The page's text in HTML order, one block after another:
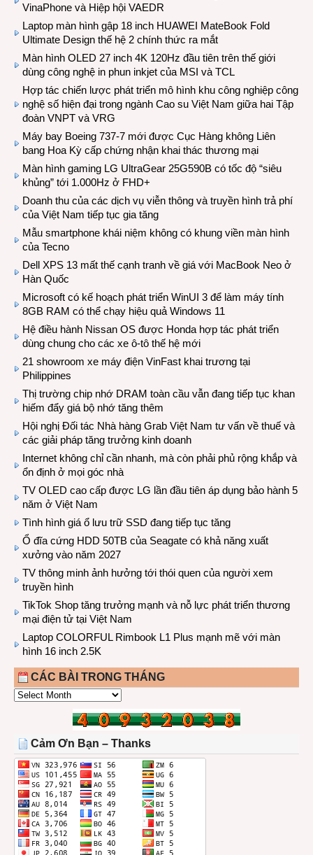
VinaPhone và Hiệp hội VAEDR
Laptop màn hình gập 18 inch HUAWEI MateBook Fold
Ultimate Design thế hệ 2 chính thức ra mắt
Màn hình OLED 27 inch 4K 120Hz đầu tiên trên thế giới
dùng công nghệ in phun inkjet của MSI và TCL
Hợp tác chiến lược phát triển mô hình khu công nghiệp công
nghệ số hiện đại trong ngành Cao su Việt Nam giữa hai Tập
đoàn VNPT và VRG
Máy bay Boeing 737-7 mới được Cục Hàng không Liên
bang Hoa Kỳ cấp chứng nhận khai thác thương mại
Màn hình gaming LG UltraGear 25G590B có tốc độ “siêu
khủng” tới 1.000Hz ở FHD+
Doanh thu của các dịch vụ viễn thông và truyền hình trả phí
của Việt Nam tiếp tục gia tăng
Mẫu smartphone khái niệm không có khung viền màn hình
của Tecno
Dell XPS 13 mất thế cạnh tranh về giá với MacBook Neo ở
Hàn Quốc
Microsoft có kế hoạch phát triển WinUI 3 để làm máy tính
8GB RAM có thể chạy hiệu quả Windows 11
Hệ điều hành Nissan OS được Honda hợp tác phát triển
dùng chung cho các xe ô-tô thế hệ mới
21 showroom xe máy điện VinFast khai trương tại
Philippines
Thị trường chip nhớ DRAM toàn cầu vẫn đang tiếp tục khan
hiếm đẩy giá bộ nhớ tăng thêm
Hội nghị Đối tác Nhà hàng Grab Việt Nam tư vấn về thuế và
các giải pháp tăng trưởng kinh doanh
Internet không chỉ cần nhanh, mà còn phải phủ rộng khắp và
ổn định ở mọi góc nhà
TV OLED cao cấp được LG lần đầu tiên áp dụng bảo hành 5
năm ở Việt Nam
Tình hình giá ổ lưu trữ SSD đang tiếp tục tăng
Ổ đĩa cứng HDD 50TB của Seagate có khả năng xuất
xưởng vào năm 2027
TV thông minh ảnh hưởng tới thói quen của người xem
truyền hình
TikTok Shop tăng trưởng mạnh và nỗ lực phát triển thương
mại điện tử tại Việt Nam
Laptop COLORFUL Rimbook L1 Plus mạnh mẽ với màn
hình 16 inch 2.5K
CÁC BÀI TRONG THÁNG
CÁC
THÁNG
Cảm Ơn Bạn – Thanks